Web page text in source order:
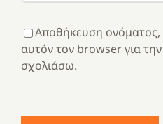
Αποθήκευση ονόματος,
αυτόν τον browser για
σχολιάσω.